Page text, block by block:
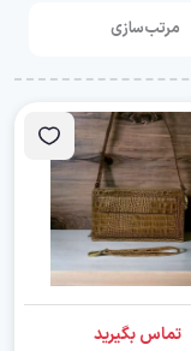
مرتب‌سازی
تماس بگیرید